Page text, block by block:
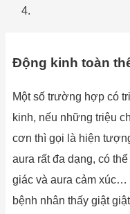
Động kinh toàn
Một số trường hợp có
kinh, nếu những triệu
cơn thì gọi là hiện
aura rất đa dạng, có
giác và aura cảm
bệnh nhân thấy giật